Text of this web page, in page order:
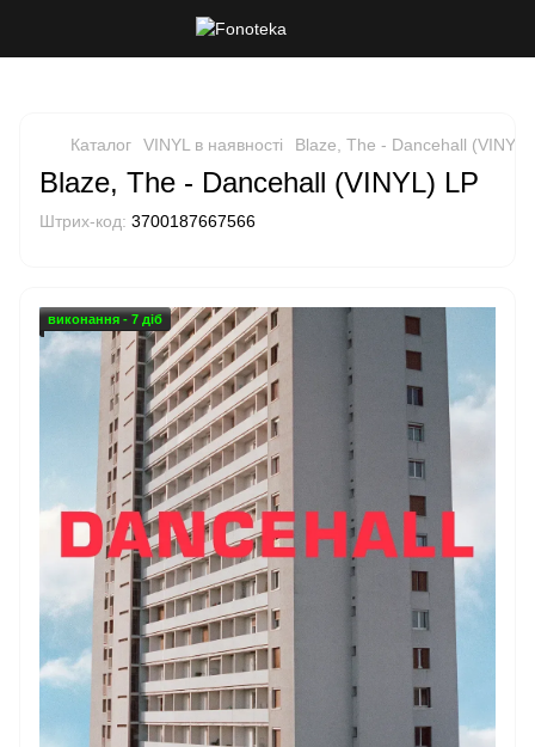
Каталог VINYL в наявності Blaze, The - Dancehall (VINYL)
Blaze, The - Dancehall (VINYL) LP
Штрих-код: 3700187667566
виконання - 7 діб